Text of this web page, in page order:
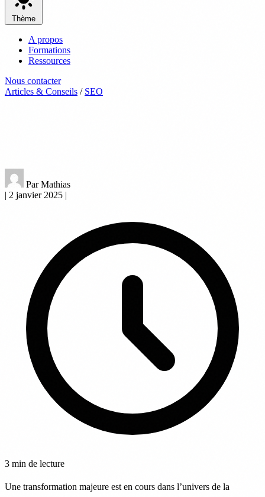
Thème
A propos
Formations
Ressources
Nous contacter
Articles & Conseils / SEO
Par Mathias
| 2 janvier 2025 |
3 min de lecture
Une transformation majeure est en cours dans l’univers de la